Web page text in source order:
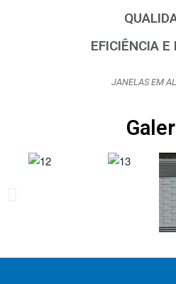
EFICIÊNCIA E
JANELAS EM